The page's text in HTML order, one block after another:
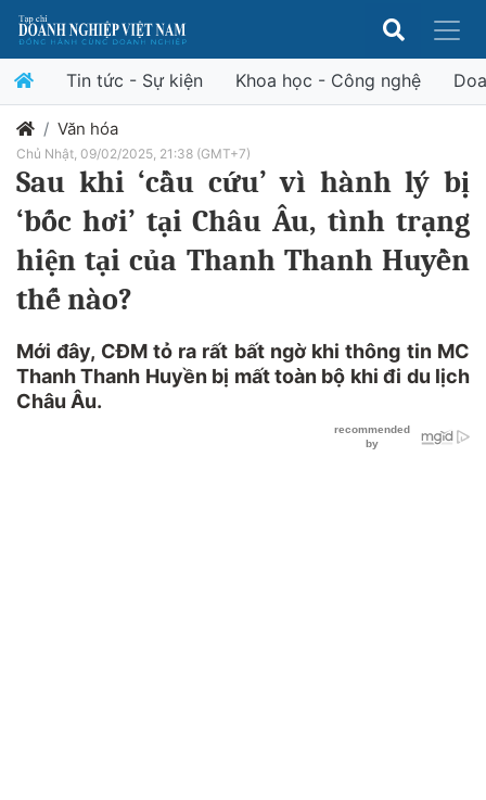
Tin tức - Sự kiện Khoa học - Công nghệ
Văn hóa
Chủ Nhật, 09/02/2025, 21:38 (GMT+7)
Sau khi ‘cầu cứu’ vì hành lý bị
‘bốc hơi’ tại Châu Âu, tình trạng
hiện tại của Thanh Thanh Huyền
thế nào?
Mới đây, CĐM tỏ ra rất bất ngờ khi thông tin MC
Thanh Thanh Huyền bị mất toàn bộ khi đi du lịch
Châu Âu.